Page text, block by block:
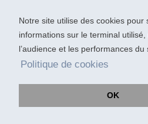
Notre site utilise des cookies pour
informations sur le terminal
l’audience et les performances du
Politique de cookies
OK
Charte voyageur
Copyright 1996-2026